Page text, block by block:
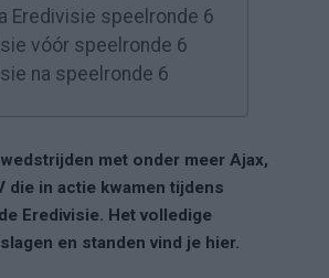
Eredivisie speelronde 6
vóór speelronde 6
na speelronde 6
met onder meer Ajax,
die in actie kwamen tijdens
Eredivisie. Het volledige
en standen vind je hier.